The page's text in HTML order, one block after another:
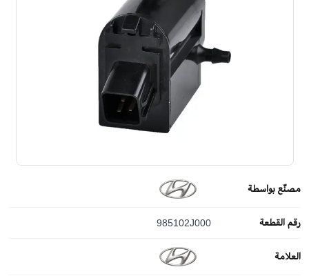
مصنّع بواسطة
رقم القطعة 985102J000
العلامة